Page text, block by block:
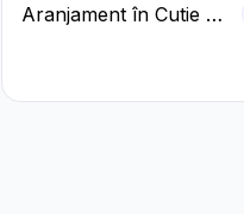
Aranjament în Cutie cu